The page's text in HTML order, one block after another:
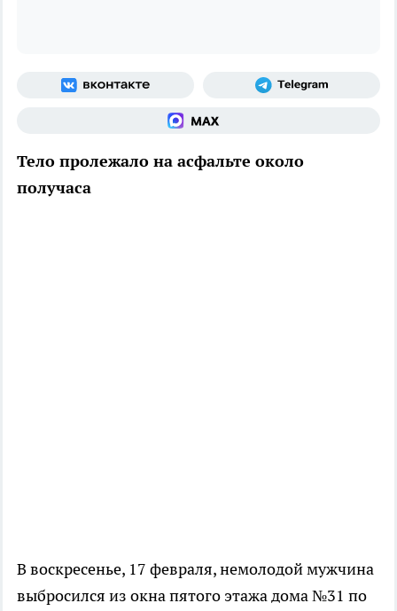
Тело пролежало на асфальте около
получаса
В воскресенье, 17 февраля, немолодой мужчина
выбросился из окна пятого этажа дома №31 по